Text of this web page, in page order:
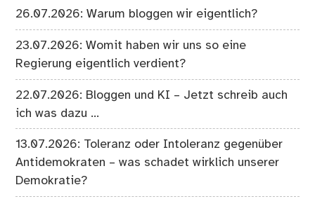
26.07.2026: Warum bloggen wir eigentlich?
23.07.2026: Womit haben wir uns so eine
Regierung eigentlich verdient?
22.07.2026: Bloggen und KI – Jetzt schreib auch
ich was dazu …
13.07.2026: Toleranz oder Intoleranz gegenüber
Antidemokraten – was schadet wirklich unserer
Demokratie?